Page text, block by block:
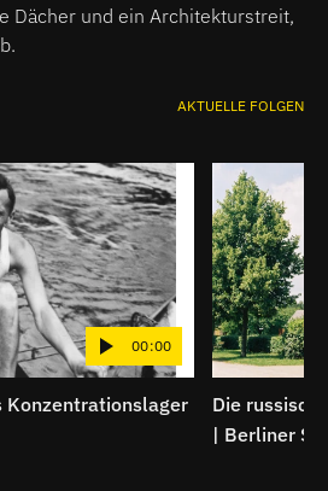
Dächer und ein Architekturstreit,
AKTUELLE FOLGEN
00:00
Konzentrationslager
Die
| Berliner